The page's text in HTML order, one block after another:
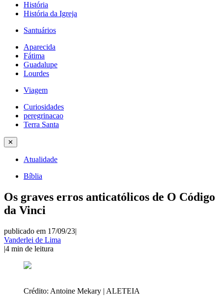
História
História da Igreja
Santuários
Aparecida
Fátima
Guadalupe
Lourdes
Viagem
Curiosidades
peregrinacao
Terra Santa
✕
Atualidade
Bíblia
Os graves erros anticatólicos de O Código
da Vinci
publicado em 17/09/23|
Vanderlei de Lima
|4 min de leitura
Crédito: Antoine Mekary | ALETEIA